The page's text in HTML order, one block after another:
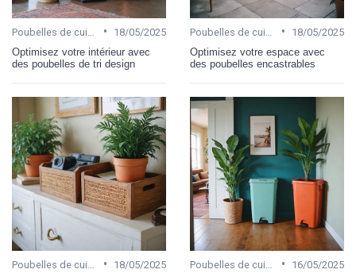
•
18/05/2025
Optimisez votre intérieur avec
des poubelles de tri design
•
18/05/2025
Optimisez votre espace avec
des poubelles encastrables
•
18/05/2025
•
16/05/2025